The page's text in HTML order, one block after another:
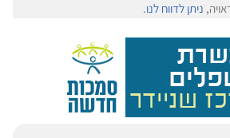
ניתן לדווח לנו.